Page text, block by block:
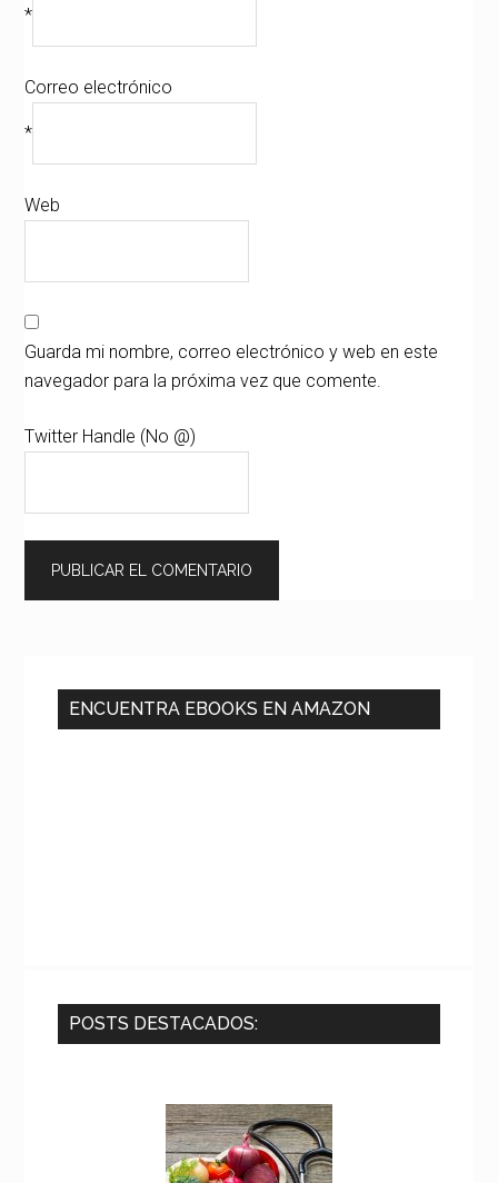
*
Correo electrónico
*
Web
Guarda mi nombre, correo electrónico y web en este
navegador para la próxima vez que comente.
Twitter Handle (No @)
lateralENCUENTRA EBOOKS EN AMAZON
POSTS DESTACADOS: